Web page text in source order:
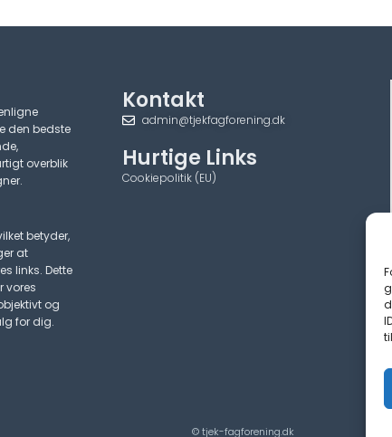
den bedste
overblik
betyder,
at
links. Dette
vores
og
for dig.
Kontakt
admin@tjekfagforening.dk
Hurtige Links
Cookiepolitik (EU)
© tjek-fagforening.dk